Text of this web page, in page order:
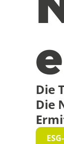
Die
Die